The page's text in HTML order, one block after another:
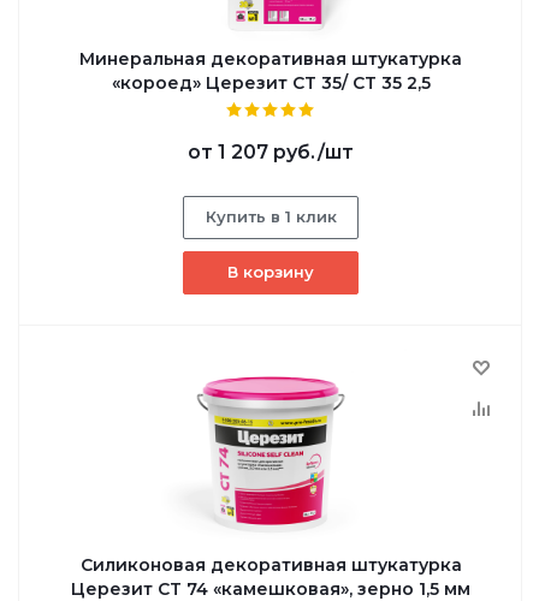
Минеральная декоративная штукатурка
«короед» Церезит CT 35/ CT 35 2,5
от 1 207 руб./шт
Купить в 1 клик
В корзину
Силиконовая декоративная штукатурка
Церезит CT 74 «камешковая», зерно 1,5 мм